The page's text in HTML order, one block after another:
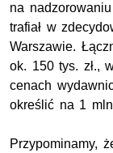
na
trafiał w
Warszawie.
ok. 150 tys. zł.,
cenach
określić na 1 mln
Przypominamy,